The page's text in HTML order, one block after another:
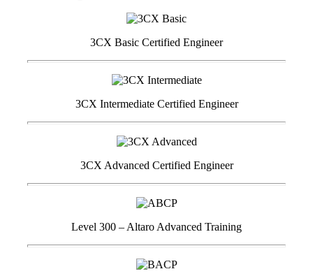
3CX Basic Certified Engineer
3CX Intermediate Certified Engineer
3CX Advanced Certified Engineer
Level 300 – Altaro Advanced Training